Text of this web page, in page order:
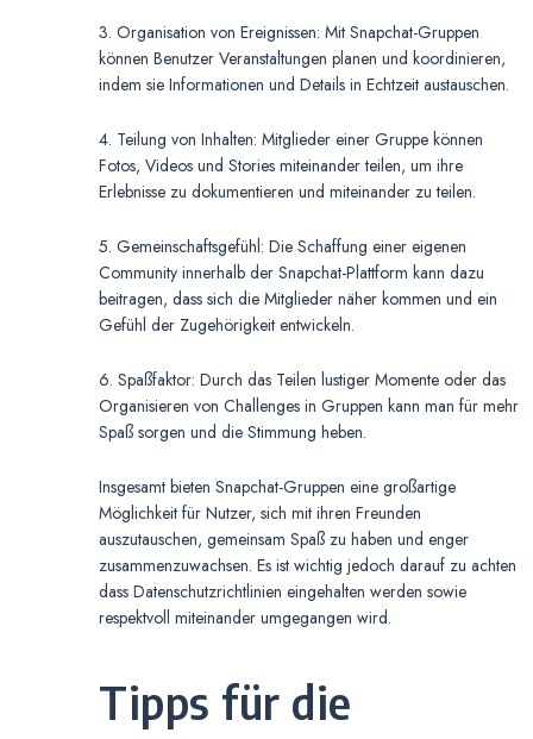
3. Organisation von Ereignissen: Mit Snapchat-Gruppen
können Benutzer Veranstaltungen planen und koordinieren,
indem sie Informationen und Details in Echtzeit austauschen.
4. Teilung von Inhalten: Mitglieder einer Gruppe können
Fotos, Videos und Stories miteinander teilen, um ihre
Erlebnisse zu dokumentieren und miteinander zu teilen.
5. Gemeinschaftsgefühl: Die Schaffung einer eigenen
Community innerhalb der Snapchat-Plattform kann dazu
beitragen, dass sich die Mitglieder näher kommen und ein
Gefühl der Zugehörigkeit entwickeln.
6. Spaßfaktor: Durch das Teilen lustiger Momente oder das
Organisieren von Challenges in Gruppen kann man für mehr
Spaß sorgen und die Stimmung heben.
Insgesamt bieten Snapchat-Gruppen eine großartige
Möglichkeit für Nutzer, sich mit ihren Freunden
auszutauschen, gemeinsam Spaß zu haben und enger
zusammenzuwachsen. Es ist wichtig jedoch darauf zu achten
dass Datenschutzrichtlinien eingehalten werden sowie
respektvoll miteinander umgegangen wird.
Tipps für die